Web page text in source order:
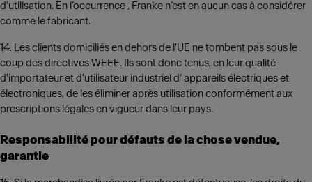
d'utilisation. En l’occurrence , Franke n’est en aucun cas à considérer
comme le fabricant.
14. Les clients domiciliés en dehors de l'UE ne tombent pas sous le
coup des directives WEEE. Ils sont donc tenus, en leur qualité
d'importateur et d'utilisateur industriel d’ appareils électriques et
électroniques, de les éliminer après utilisation conformément aux
prescriptions légales en vigueur dans leur pays.
Responsabilité pour défauts de la chose vendue,
garantie